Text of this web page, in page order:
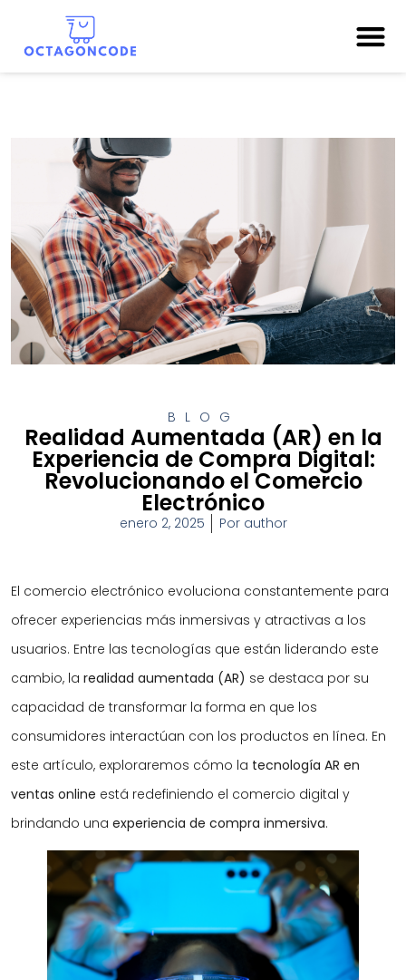
BLOG
Realidad Aumentada (AR) en la
Experiencia de Compra Digital:
Revolucionando el Comercio
Electrónico
enero 2, 2025 Porauthor
El comercio electrónico evoluciona constantemente para
ofrecer experiencias más inmersivas y atractivas a los
usuarios. Entre las tecnologías que están liderando este
cambio, la realidad aumentada (AR) se destaca por su
capacidad de transformar la forma en que los
consumidores interactúan con los productos en línea. En
este artículo, exploraremos cómo la tecnología AR en
ventas online está redefiniendo el comercio digital y
brindando una experiencia de compra inmersiva.